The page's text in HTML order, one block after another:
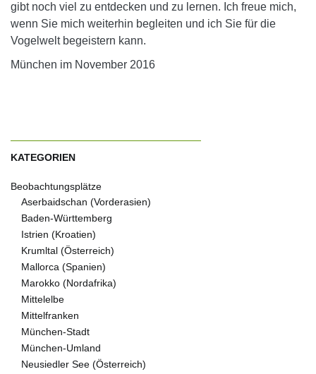
gibt noch viel zu entdecken und zu lernen. Ich freue mich,
wenn Sie mich weiterhin begleiten und ich Sie für die
Vogelwelt begeistern kann.
München im November 2016
KATEGORIEN
Beobachtungsplätze
Aserbaidschan (Vorderasien)
Baden-Württemberg
Istrien (Kroatien)
Krumltal (Österreich)
Mallorca (Spanien)
Marokko (Nordafrika)
Mittelelbe
Mittelfranken
München-Stadt
München-Umland
Neusiedler See (Österreich)